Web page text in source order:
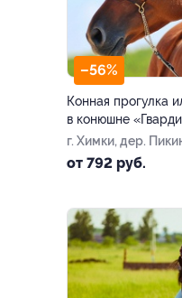
–56%
Конная прогулка
в конюшне
г. Химки, дер.
Новая, д. 101
от 792 руб.